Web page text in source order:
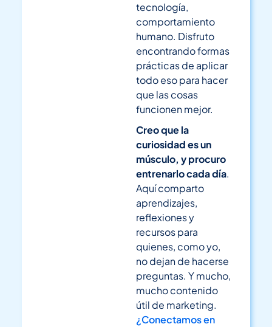
tecnología,
comportamiento
humano. Disfruto
encontrando formas
prácticas de aplicar
todo eso para hacer
que las cosas
funcionen mejor.
Creo que la
curiosidad es un
músculo, y procuro
entrenarlo cada día.
Aquí comparto
aprendizajes,
reflexiones y
recursos para
quienes, como yo,
no dejan de hacerse
preguntas. Y mucho,
mucho contenido
útil de marketing.
¿Conectamos en